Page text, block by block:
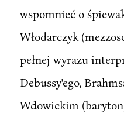
wspomnieć o
Włodarczyk
pełnej wyrazu
Debussy'ego,
Wdowickim